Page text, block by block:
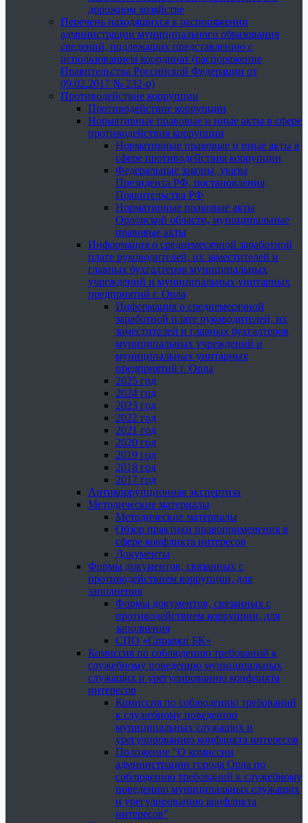
дорожном хозяйстве
Перечень находящихся в распоряжении
администрации муниципального образования
сведений, подлежащих представлению с
использованием координат (распоряжение
Правительства Российской Федерации от
09.02.2017 № 232-р)
Противодействие коррупции
Противодействие коррупции
Нормативные правовые и иные акты в сфере
противодействия коррупции
Нормативные правовые и иные акты в
сфере противодействия коррупции
Федеральные законы, указы
Президента РФ, постановления
Правительства РФ
Нормативные правовые акты
Орловской области, муниципальные
правовые акты
Информация о среднемесячной заработной
плате руководителей, их заместителей и
главных бухгалтеров муниципальных
учреждений и муниципальных унитарных
предприятий г. Орла
Информация о среднемесячной
заработной плате руководителей, их
заместителей и главных бухгалтеров
муниципальных учреждений и
муниципальных унитарных
предприятий г. Орла
2025 год
2024 год
2023 год
2022 год
2021 год
2020 год
2019 год
2018 год
2017 год
Антикоррупционная экспертиза
Методические материалы
Методические материалы
Обзор практики правоприменения в
сфере конфликта интересов
Документы
Формы документов, связанных с
противодействием коррупции, для
заполнения
Формы документов, связанных с
противодействием коррупции, для
заполнения
СПО «Справки БК»
Комиссия по соблюдению требований к
служебному поведению муниципальных
служащих и урегулированию конфликта
интересов
Комиссия по соблюдению требований
к служебному поведению
муниципальных служащих и
урегулированию конфликта интересов
Положение "О комиссии
администрации города Орла по
соблюдению требований к служебному
поведению муниципальных служащих
и урегулированию конфликта
интересов"